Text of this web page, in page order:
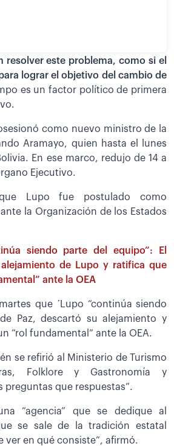
resolver este problema, como si el
lograr el objetivo del cambio de
es un factor político de primera
como nuevo ministro de la
Aramayo, quien hasta el lunes
En ese marco, redujo de 14 a
Ejecutivo.
Lupo fue postulado como
la Organización de los Estados
siendo parte del equipo”: El
de Lupo y ratifica que
ante la OEA
que ´Lupo “continúa siendo
Paz, descartó su alejamiento y
“rol fundamental” ante la OEA.
se refirió al Ministerio de Turismo
Folklore y Gastronomía y
preguntas que respuestas”.
“agencia” que se dedique al
se sale de la tradición estatal
ver en qué consiste”, afirmó.